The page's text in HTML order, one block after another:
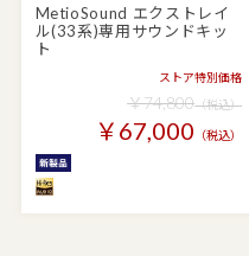
MetioSound エクストレイ
ル(33系)専用サウンドキッ
ト
ストア特別価格
￥74,800（税込）
￥67,000 （税込）